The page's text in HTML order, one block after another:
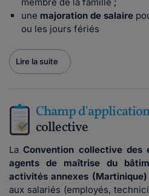
une majoration de salaire
ou les jours fériés
Lire la suite
Champ
collective
LaConvention collective des
agents de maîtrise du
activités annexes (Martinique)
aux salariés (employés,